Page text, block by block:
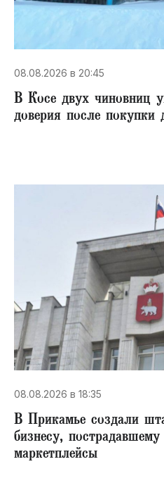
08.08.2026 в 20:45
В Косе двух чиновниц
доверия после покупки
08.08.2026 в 18:35
В Прикамье создали
бизнесу,
маркетплейсы